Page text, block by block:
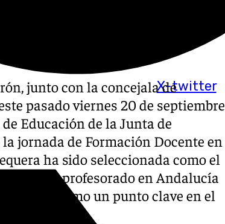
X-twitter
junto con la concejala de
pasado viernes 20 de septiembre
Educación de la Junta de
jornada de Formación Docente en
ha sido seleccionada como el
del profesorado en Andalucía
como un punto clave en el